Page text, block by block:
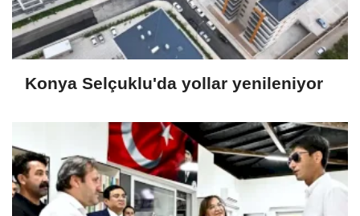
Konya Selçuklu'da yollar yenileniyor